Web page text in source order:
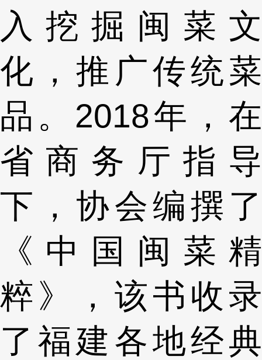
入挖掘闽菜文
化，推广传统菜
品。2018年，在
省商务厅指导
下，协会编撰了
《中国闽菜精
粹》，该书收录
了福建各地经典